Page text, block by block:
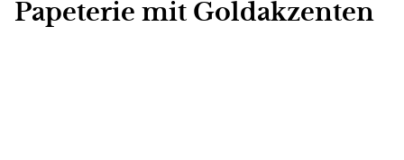
Papeterie mit Goldakzenten